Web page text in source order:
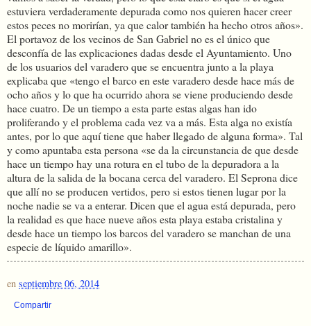
estuviera verdaderamente depurada como nos quieren hacer creer
estos peces no morirían, ya que calor también ha hecho otros años».
El portavoz de los vecinos de San Gabriel no es el único que
desconfía de las explicaciones dadas desde el Ayuntamiento. Uno
de los usuarios del varadero que se encuentra junto a la playa
explicaba que «tengo el barco en este varadero desde hace más de
ocho años y lo que ha ocurrido ahora se viene produciendo desde
hace cuatro. De un tiempo a esta parte estas algas han ido
proliferando y el problema cada vez va a más. Esta alga no existía
antes, por lo que aquí tiene que haber llegado de alguna forma». Tal
y como apuntaba esta persona «se da la circunstancia de que desde
hace un tiempo hay una rotura en el tubo de la depuradora a la
altura de la salida de la bocana cerca del varadero. El Seprona dice
que allí no se producen vertidos, pero si estos tienen lugar por la
noche nadie se va a enterar. Dicen que el agua está depurada, pero
la realidad es que hace nueve años esta playa estaba cristalina y
desde hace un tiempo los barcos del varadero se manchan de una
especie de líquido amarillo».
en septiembre 06, 2014
Compartir